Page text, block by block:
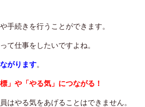
手続きを行うことができます。
て仕事をしたいですよね。
がります。
」や「やる気」につながる！
はやる気をあげることはできません。